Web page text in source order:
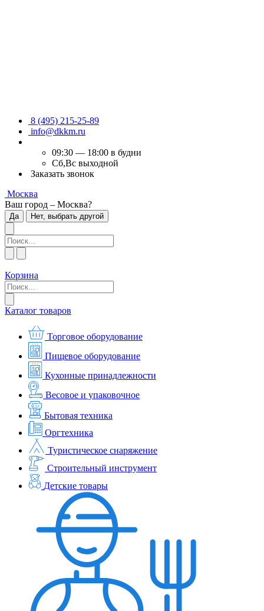
8 (495) 215-25-89
info@dkkm.ru
09:30 — 18:00 в будни
Сб,Вс выходной
Заказать звонок
Москва
Ваш город – Москва?
Да Нет, выбрать другой
Корзина
Каталог товаров
Торговое оборудование
Пищевое оборудование
Кухонные принадлежности
Весовое и упаковочное
Бытовая техника
Оргтехника
Туристическое снаряжение
Строительный инструмент
Детские товары